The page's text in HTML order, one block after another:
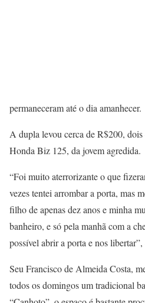
permaneceram até o dia amanhecer.
A dupla levou cerca de R$200,
Honda Biz 125, da jovem agredida.
“Foi muito aterrorizante o que
vezes tentei arrombar a porta, mas
filho de apenas dez anos e minha
banheiro, e só pela manhã com a
possível abrir a porta e nos libertar”,
Seu Francisco de Almeida Costa,
todos os domingos um tradicional